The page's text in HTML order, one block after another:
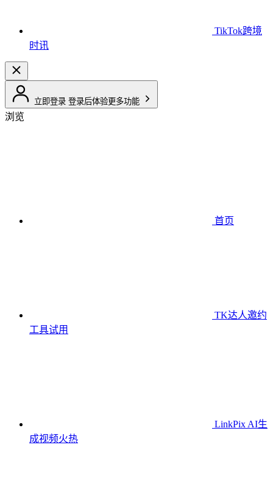
TikTok跨境
时讯
立即登录 登录后体验更多功能
浏览
首页
TK达人邀约
工具试用
LinkPix AI生
成视频火热